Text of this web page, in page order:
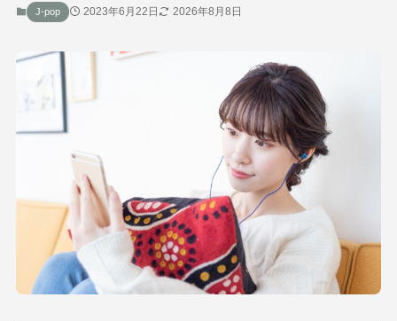
J-pop 2023年6月22日 2026年8月8日